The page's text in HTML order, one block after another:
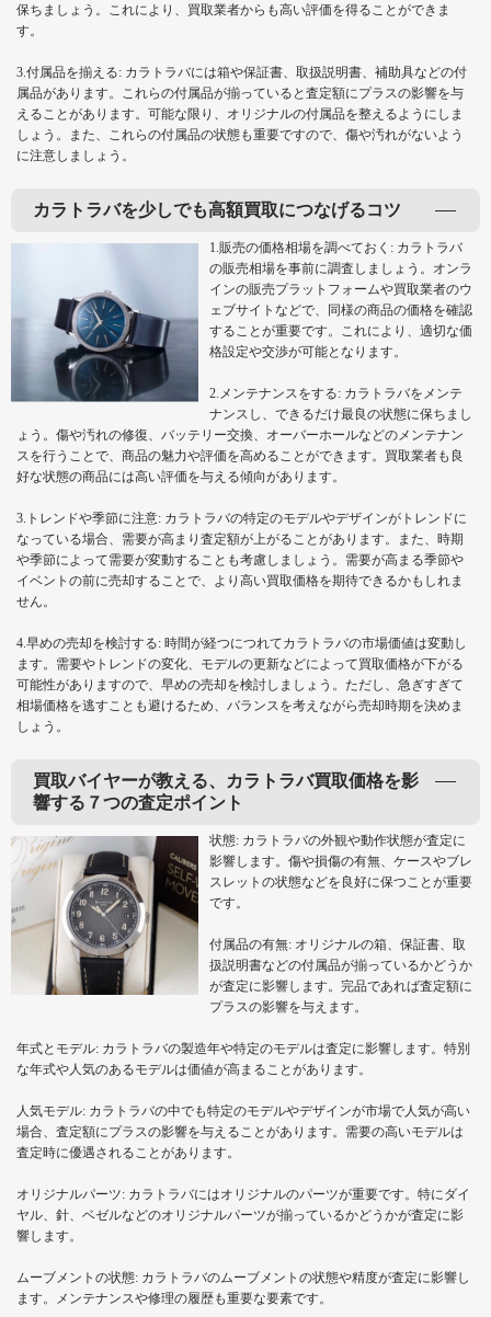
保ちましょう。これにより、買取業者からも高い評価を得ることができま
す。
3.付属品を揃える: カラトラバには箱や保証書、取扱説明書、補助具などの付
属品があります。これらの付属品が揃っていると査定額にプラスの影響を与
えることがあります。可能な限り、オリジナルの付属品を整えるようにしま
しょう。また、これらの付属品の状態も重要ですので、傷や汚れがないよう
に注意しましょう。
カラトラバを少しでも高額買取につなげるコツ
1.販売の価格相場を調べておく: カラトラバ
の販売相場を事前に調査しましょう。オンラ
インの販売プラットフォームや買取業者のウ
ェブサイトなどで、同様の商品の価格を確認
することが重要です。これにより、適切な価
格設定や交渉が可能となります。
2.メンテナンスをする: カラトラバをメンテ
ナンスし、できるだけ最良の状態に保ちまし
ょう。傷や汚れの修復、バッテリー交換、オーバーホールなどのメンテナン
スを行うことで、商品の魅力や評価を高めることができます。買取業者も良
好な状態の商品には高い評価を与える傾向があります。
3.トレンドや季節に注意: カラトラバの特定のモデルやデザインがトレンドに
なっている場合、需要が高まり査定額が上がることがあります。また、時期
や季節によって需要が変動することも考慮しましょう。需要が高まる季節や
イベントの前に売却することで、より高い買取価格を期待できるかもしれま
せん。
4.早めの売却を検討する: 時間が経つにつれてカラトラバの市場価値は変動し
ます。需要やトレンドの変化、モデルの更新などによって買取価格が下がる
可能性がありますので、早めの売却を検討しましょう。ただし、急ぎすぎて
相場価格を逃すことも避けるため、バランスを考えながら売却時期を決めま
しょう。
買取バイヤーが教える、カラトラバ買取価格を影
響する７つの査定ポイント
状態: カラトラバの外観や動作状態が査定に
影響します。傷や損傷の有無、ケースやブレ
スレットの状態などを良好に保つことが重要
です。
付属品の有無: オリジナルの箱、保証書、取
扱説明書などの付属品が揃っているかどうか
が査定に影響します。完品であれば査定額に
プラスの影響を与えます。
年式とモデル: カラトラバの製造年や特定のモデルは査定に影響します。特別
な年式や人気のあるモデルは価値が高まることがあります。
人気モデル: カラトラバの中でも特定のモデルやデザインが市場で人気が高い
場合、査定額にプラスの影響を与えることがあります。需要の高いモデルは
査定時に優遇されることがあります。
オリジナルパーツ: カラトラバにはオリジナルのパーツが重要です。特にダイ
ヤル、針、ベゼルなどのオリジナルパーツが揃っているかどうかが査定に影
響します。
ムーブメントの状態: カラトラバのムーブメントの状態や精度が査定に影響し
ます。メンテナンスや修理の履歴も重要な要素です。